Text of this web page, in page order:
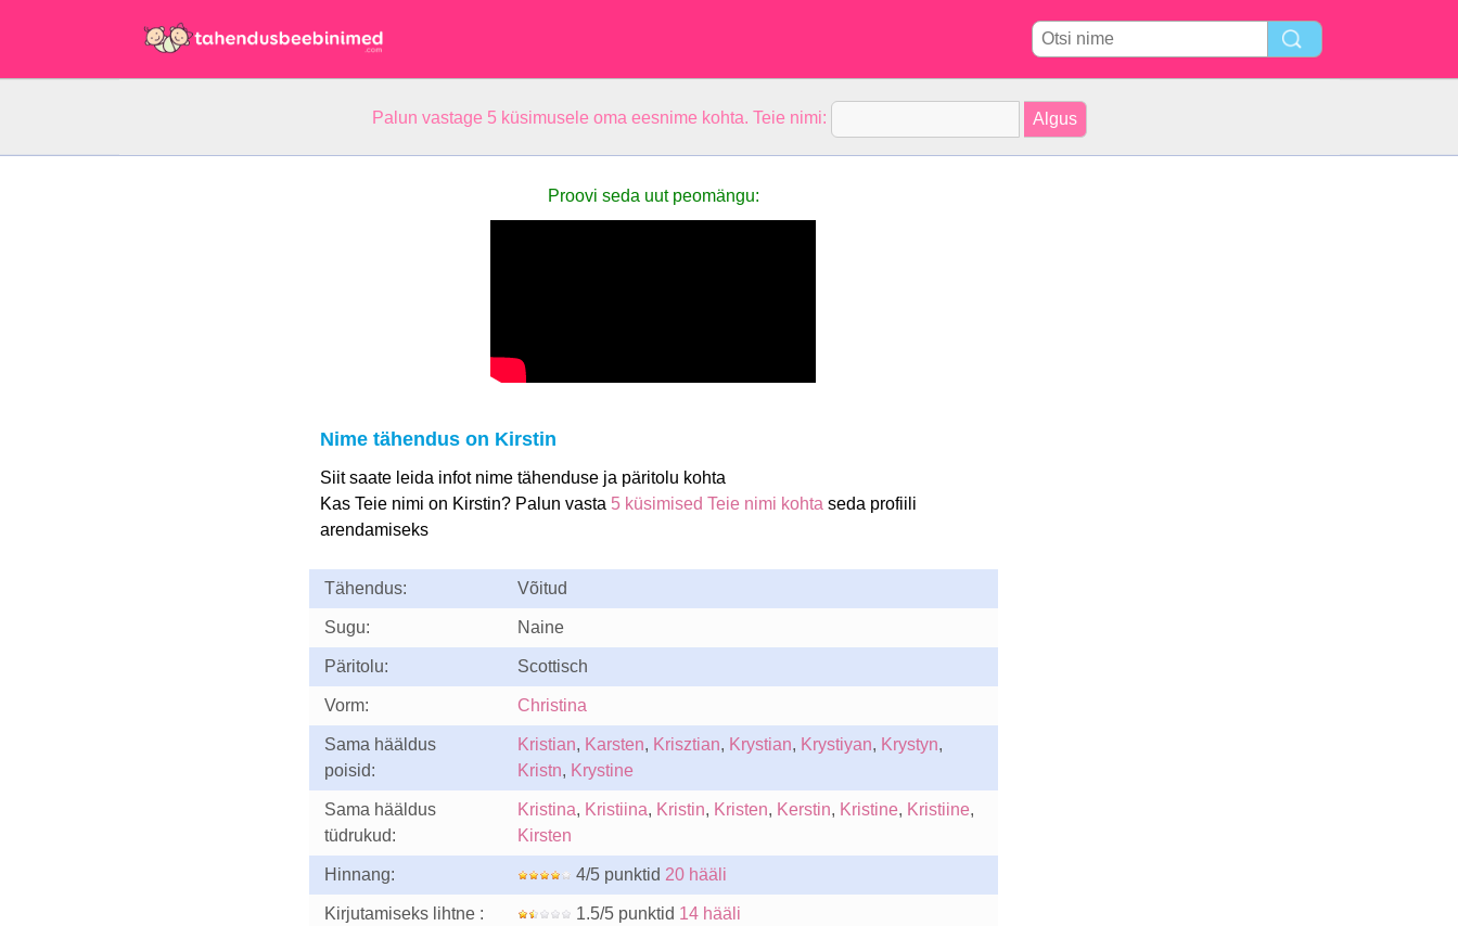
Palun vastage 5 küsimusele oma eesnime kohta. Teie nimi:
Proovi seda uut peomängu:
Nime tähendus on Kirstin
Siit saate leida infot nime tähenduse ja päritolu kohta
Kas Teie nimi on Kirstin? Palun vasta 5 küsimised Teie nimi kohta seda profiili
arendamiseks
Tähendus: Võitud
Sugu: Naine
Päritolu: Scottisch
Vorm: Christina
Sama hääldus
poisid:
Kristian, Karsten, Krisztian, Krystian, Krystiyan, Krystyn,
Kristn, Krystine
Sama hääldus
tüdrukud:
Kristina, Kristiina, Kristin, Kristen, Kerstin, Kristine, Kristiine,
Kirsten
Hinnang: 4/5 punktid 20 hääli
Kirjutamiseks lihtne : 1.5/5 punktid 14 hääli